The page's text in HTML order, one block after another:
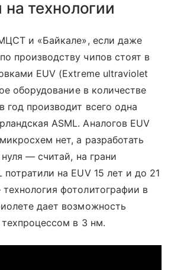
технологии
и «Байкале», если даже
производству чипов стоят в
EUV (Extreme ultraviolet
оборудование в количестве
год производит всего одна
ASML. Аналогов EUV
нет, а разработать
— считай, на грани
потратили на EUV 15 лет и до 21
фотолитографии в
дает возможность
в 3 нм.